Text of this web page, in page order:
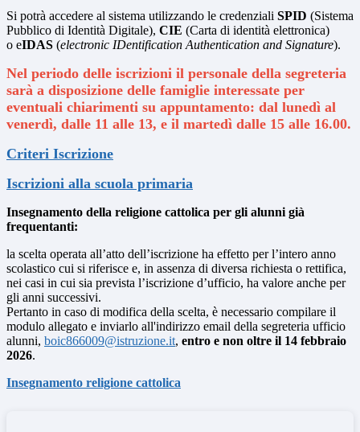
Si potrà accedere al sistema utilizzando le credenziali SPID (Sistema
Pubblico di Identità Digitale), CIE (Carta di identità elettronica)
o eIDAS (electronic IDentification Authentication and Signature).
Nel periodo delle iscrizioni il personale della segreteria
sarà a disposizione delle famiglie interessate per
eventuali chiarimenti su appuntamento: dal lunedì al
venerdì, dalle 11 alle 13, e il martedì dalle 15 alle 16.00.
Criteri Iscrizione
Iscrizioni alla scuola primaria
Insegnamento della religione cattolica per gli alunni già
frequentanti:
la scelta operata all’atto dell’iscrizione ha effetto per l’intero anno
scolastico cui si riferisce e, in assenza di diversa richiesta o rettifica,
nei casi in cui sia prevista l’iscrizione d’ufficio, ha valore anche per
gli anni successivi.
Pertanto in caso di modifica della scelta, è necessario compilare il
modulo allegato e inviarlo all'indirizzo email della segreteria ufficio
alunni, boic866009@istruzione.it, entro e non oltre il 14 febbraio
2026.
Insegnamento religione cattolica